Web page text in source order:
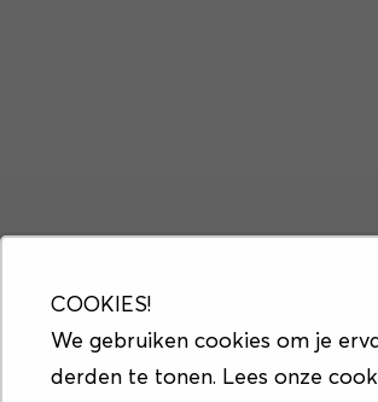
COOKIES!
We gebruiken cookies om je
derden te tonen. Lees onze